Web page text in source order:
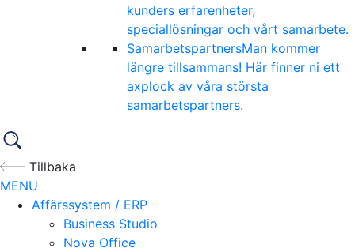
kunders erfarenheter,
speciallösningar och vårt samarbete.
SamarbetspartnersMan kommer
längre tillsammans! Här finner ni ett
axplock av våra största
samarbetspartners.
Tillbaka
MENU
Affärssystem / ERP
Business Studio
Nova Office